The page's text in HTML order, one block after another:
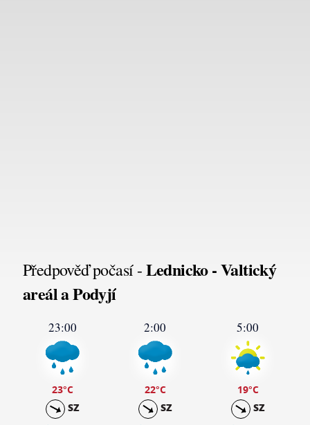
Předpověď počasí -Lednicko - Valtický
areál a Podyjí
23:00
23°C
SZ
2:00
22°C
SZ
5:00
19°C
SZ